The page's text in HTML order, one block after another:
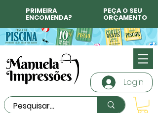
PRIMEIRA
ENCOMENDA?
PEÇA O SEU
ORÇAMENTO
Login